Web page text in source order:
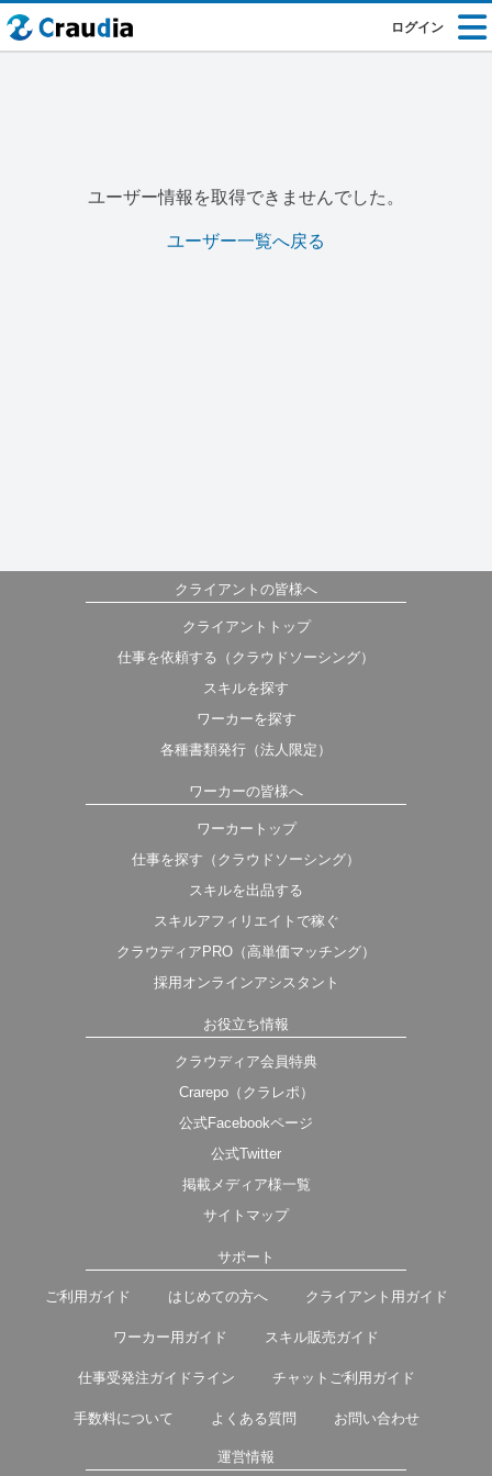
ログイン
ユーザー情報を取得できませんでした。
ユーザー一覧へ戻る
クライアントの皆様へ
クライアントトップ
仕事を依頼する（クラウドソーシング）
スキルを探す
ワーカーを探す
各種書類発行（法人限定）
ワーカーの皆様へ
ワーカートップ
仕事を探す（クラウドソーシング）
スキルを出品する
スキルアフィリエイトで稼ぐ
クラウディアPRO（高単価マッチング）
採用オンラインアシスタント
お役立ち情報
クラウディア会員特典
Crarepo（クラレポ）
公式Facebookページ
公式Twitter
掲載メディア様一覧
サイトマップ
サポート
ご利用ガイド はじめての方へ クライアント用ガイド
ワーカー用ガイド スキル販売ガイド
仕事受発注ガイドライン チャットご利用ガイド
手数料について よくある質問 お問い合わせ
運営情報